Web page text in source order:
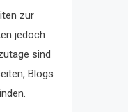
zur
jedoch
sind
Blogs